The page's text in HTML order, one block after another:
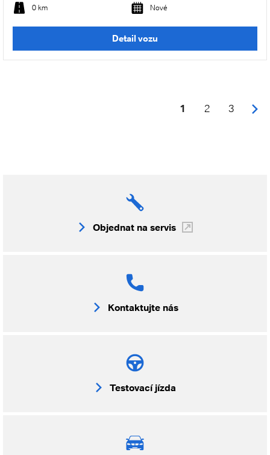
0 km Nové
Detail vozu
1 2 3
Objednat na servis
Kontaktujte nás
Testovací jízda